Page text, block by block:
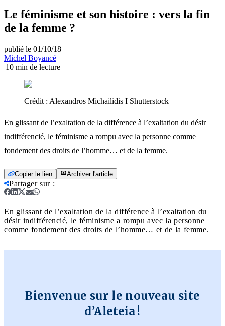
Le féminisme et son histoire : vers la fin
de la femme ?
publié le 01/10/18|
Michel Boyancé
|10 min de lecture
Crédit : Alexandros Michailidis I Shutterstock
En glissant de l’exaltation de la différence à l’exaltation du désir
indifférencié, le féminisme a rompu avec la personne comme
fondement des droits de l’homme… et de la femme.
Copier le lien Archiver l'article
Partager sur:
En glissant de l’exaltation de la différence à l’exaltation du
désir indifférencié, le féminisme a rompu avec la personne
comme fondement des droits de l’homme… et de la femme.
Bienvenue sur le nouveau site
d’Aleteia !